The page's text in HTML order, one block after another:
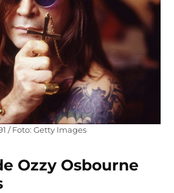
/ Foto: Getty Images
Ozzy Osbourne